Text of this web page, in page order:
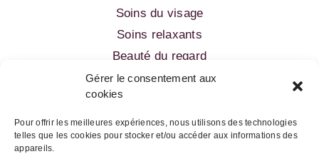
Gérer le consentement aux
cookies
Pour offrir les meilleures expériences, nous utilisons des technologies
telles que les cookies pour stocker et/ou accéder aux informations des
appareils.
Soins du visage
Soins relaxants
Beauté du regard
Amincissement